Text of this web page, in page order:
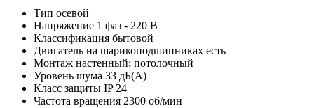
Тип осевой
Напряжение 1 фаз - 220 В
Классификация бытовой
Двигатель на шарикоподшипниках есть
Монтаж настенный; потолочный
Уровень шума 33 дБ(А)
Класс защиты IP 24
Частота вращения 2300 об/мин